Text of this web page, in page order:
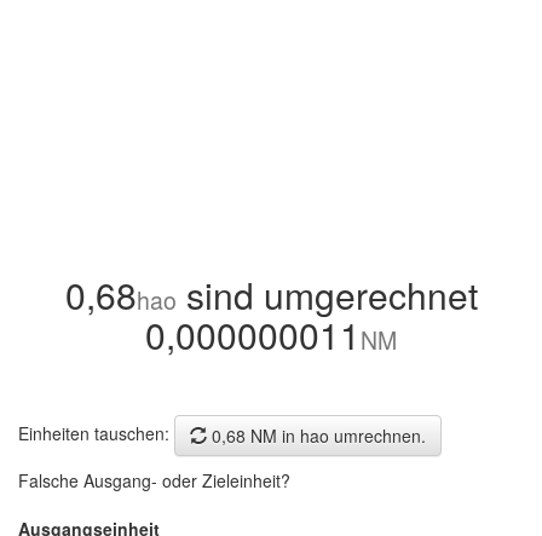
0,68hao sind umgerechnet
0,000000011 NM
Einheiten tauschen:
0,68 NM in hao umrechnen.
Falsche Ausgang- oder Zieleinheit?
Ausgangseinheit